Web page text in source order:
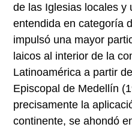
de las Iglesias locales y
entendida en categoría
impulsó una mayor
laicos al interior de la
Latinoamérica a partir
Episcopal de Medellín
precisamente la
continente, se ahondó